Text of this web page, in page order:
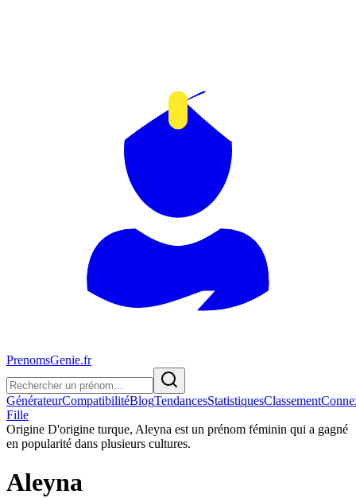
PrenomsGenie.fr
GénérateurCompatibilitéBlogTendancesStatistiquesClassement
Fille
Origine D'origine turque, Aleyna est un prénom féminin qui a gagné
en popularité dans plusieurs cultures.
Aleyna